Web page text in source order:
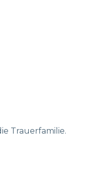
Trauerfamilie.